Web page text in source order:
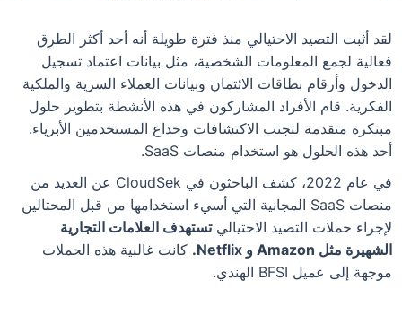
لقد أثبت التصيد الاحتيالي منذ فترة طويلة أنه أحد أكثر الطرق
فعالية لجمع المعلومات الشخصية، مثل بيانات اعتماد تسجيل
الدخول وأرقام بطاقات الائتمان وبيانات العملاء السرية والملكية
الفكرية. قام الأفراد المشاركون في هذه الأنشطة بتطوير حلول
مبتكرة متقدمة لتجنب الاكتشافات وخداع المستخدمين الأبرياء.
أحد هذه الحلول هو استخدام منصات SaaS.
في عام 2022، كشف الباحثون في CloudSek عن العديد من
منصات SaaS المجانية التي أسيء استخدامها من قبل المحتالين
لإجراء حملات التصيد الاحتياليتستهدف العلامات التجارية
الشهيرة مثل Amazon و Netflix.
كانت غالبية هذه الحملات
موجهة إلى عميل BFSI الهندي.